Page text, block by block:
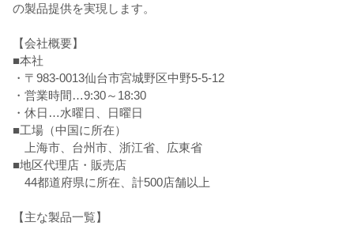
の製品提供を実現します。
【会社概要】
■本社
・〒983-0013仙台市宮城野区中野5-5-12
・営業時間…9:30～18:30
・休日…水曜日、日曜日
■工場（中国に所在）
上海市、台州市、浙江省、広東省
■地区代理店・販売店
44都道府県に所在、計500店舗以上
【主な製品一覧】